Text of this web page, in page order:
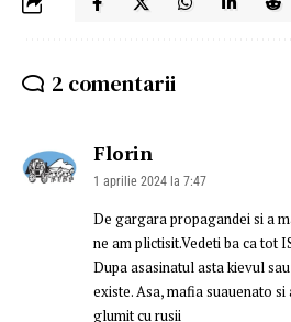
2 comentarii
Florin
1 aprilie 2024 la 7:47
De gargara propagandei si a
ne am plictisit.Vedeti ba ca tot
Dupa asasinatul asta kievul
existe. Asa, mafia suauenato si
glumit cu rusii